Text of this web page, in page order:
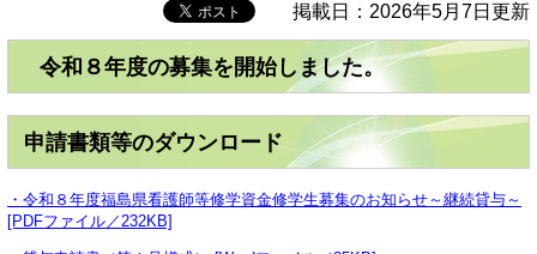
掲載日：2026年5月7日更新
令和８年度の募集を開始しました。
申請書類等のダウンロード
・令和８年度福島県看護師等修学資金修学生募集のお知らせ～継続貸与～
[PDFファイル／232KB]